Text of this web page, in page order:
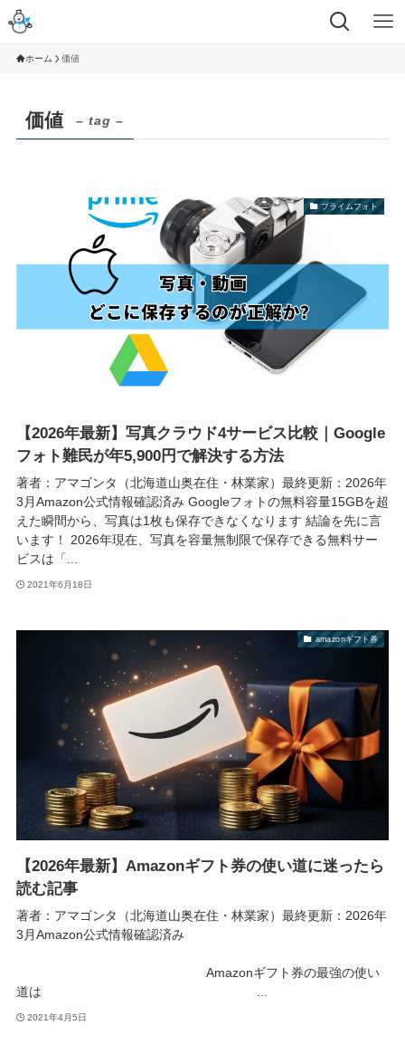
ホーム 価値
価値 – tag –
プライムフォト
【2026年最新】写真クラウド4サービス比較｜Google
フォト難民が年5,900円で解決する方法
著者：アマゴンタ（北海道山奥在住・林業家）最終更新：2026年
3月Amazon公式情報確認済み Googleフォトの無料容量15GBを超
えた瞬間から、写真は1枚も保存できなくなります 結論を先に言
います！ 2026年現在、写真を容量無制限で保存できる無料サー
ビスは「...
2021年6月18日
amazonギフト券
【2026年最新】Amazonギフト券の使い道に迷ったら
読む記事
著者：アマゴンタ（北海道山奥在住・林業家）最終更新：2026年
3月Amazon公式情報確認済み
Amazonギフト券の最強の使い
道は ...
2021年4月5日